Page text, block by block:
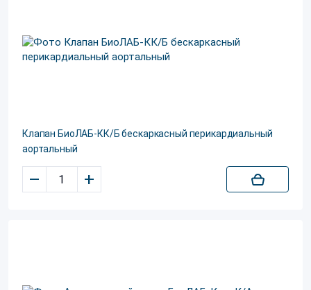
Клапан БиоЛАБ-КК/Б бескаркасный перикардиальный
аортальный
– +